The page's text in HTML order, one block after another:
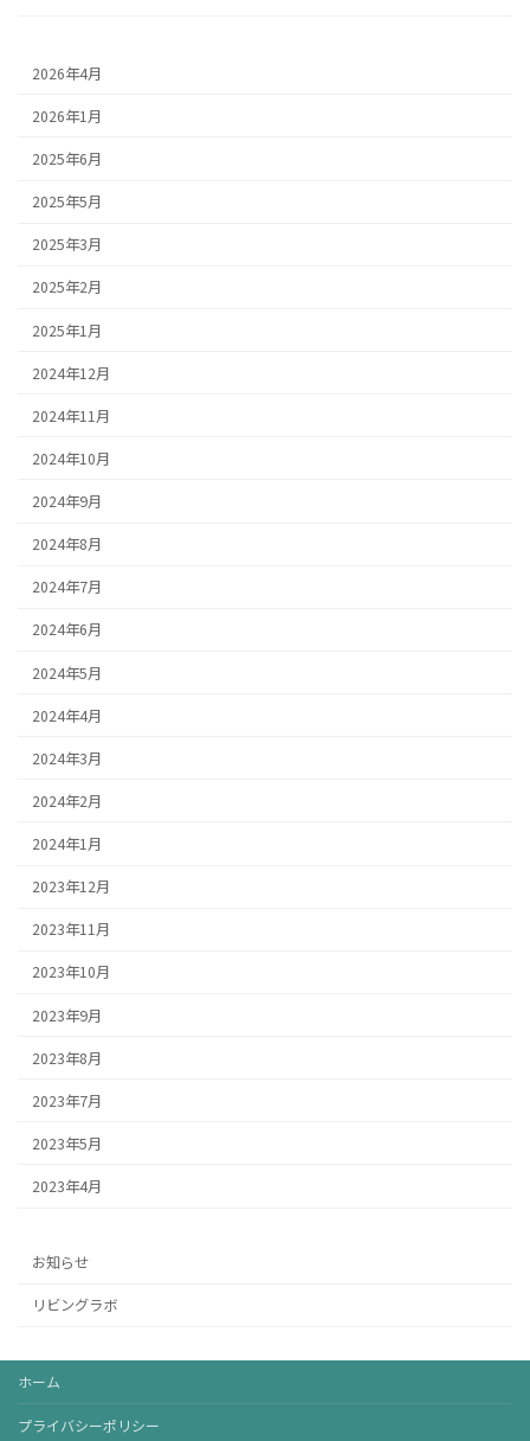
2026年4月
2026年1月
2025年6月
2025年5月
2025年3月
2025年2月
2025年1月
2024年12月
2024年11月
2024年10月
2024年9月
2024年8月
2024年7月
2024年6月
2024年5月
2024年4月
2024年3月
2024年2月
2024年1月
2023年12月
2023年11月
2023年10月
2023年9月
2023年8月
2023年7月
2023年5月
2023年4月
お知らせ
リビングラボ
ホーム
プライバシーポリシー